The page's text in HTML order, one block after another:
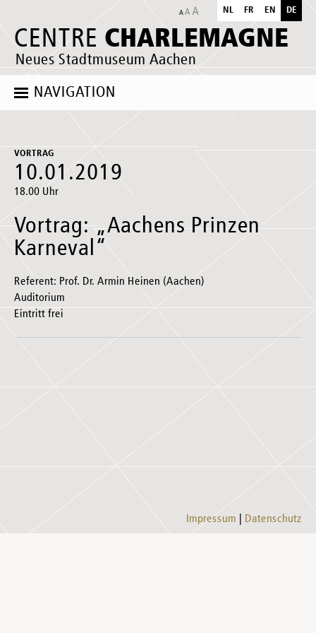
CENTRE CHARLEMAGNE
Neues Stadtmuseum Aachen
NL FR EN DE
NAVIGATION
VORTRAG
10.01.2019
18.00 Uhr
Vortrag: „Aachens Prinzen
Karneval“
Referent: Prof. Dr. Armin Heinen (Aachen)
Auditorium
Eintritt frei
Impressum Datenschutz